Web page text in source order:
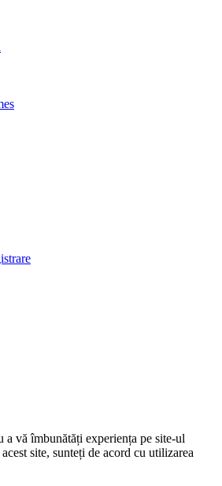
vă îmbunătăți experiența pe site-ul
site, sunteți de acord cu utilizarea